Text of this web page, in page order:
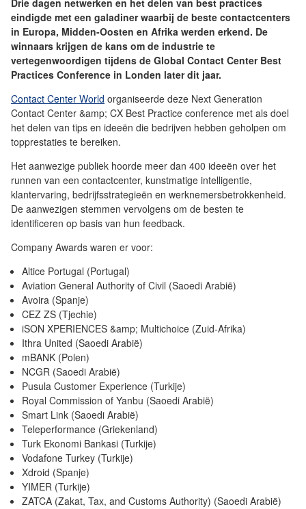
Drie dagen netwerken en het delen van best practices
eindigde met een galadiner waarbij de beste contactcenters
in Europa, Midden-Oosten en Afrika werden erkend. De
winnaars krijgen de kans om de industrie te
vertegenwoordigen tijdens de Global Contact Center Best
Practices Conference in Londen later dit jaar.
Contact Center World organiseerde deze Next Generation
Contact Center &amp; CX Best Practice conference met als doel
het delen van tips en ideeën die bedrijven hebben geholpen om
topprestaties te bereiken.
Het aanwezige publiek hoorde meer dan 400 ideeën over het
runnen van een contactcenter, kunstmatige intelligentie,
klantervaring, bedrijfsstrategieën en werknemersbetrokkenheid.
De aanwezigen stemmen vervolgens om de besten te
identificeren op basis van hun feedback.
Company Awards waren er voor:
Altice Portugal (Portugal)
Aviation General Authority of Civil (Saoedi Arabië)
Avoira (Spanje)
CEZ ZS (Tjechie)
iSON XPERIENCES &amp; Multichoice (Zuid-Afrika)
Ithra United (Saoedi Arabië)
mBANK (Polen)
NCGR (Saoedi Arabië)
Pusula Customer Experience (Turkije)
Royal Commission of Yanbu (Saoedi Arabië)
Smart Link (Saoedi Arabië)
Teleperformance (Griekenland)
Turk Ekonomi Bankasi (Turkije)
Vodafone Turkey (Turkije)
Xdroid (Spanje)
YIMER (Turkije)
ZATCA (Zakat, Tax, and Customs Authority) (Saoedi Arabië)